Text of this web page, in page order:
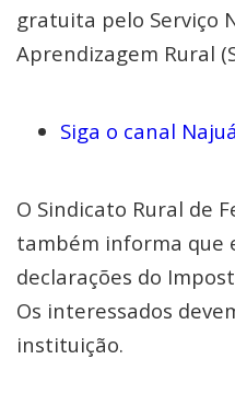
gratuita pelo Serviço
Aprendizagem Rural
Siga o canal
O Sindicato Rural de
também informa que
declarações do
Os interessados
instituição.